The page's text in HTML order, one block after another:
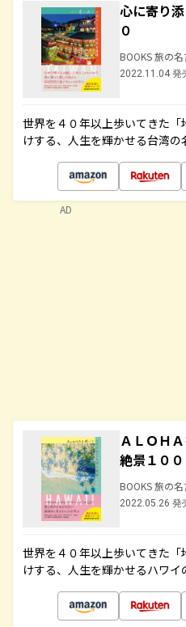
心に寄り
０
BOOKS 旅の
2022.11.04 発
世界を４０年以上歩いてきた
けする、人生を輝かせる台湾
ＡＬＯＨ
絶景１００
BOOKS 旅の
2022.05.26 発
世界を４０年以上歩いてきた
けする、人生を輝かせるハワ
AD